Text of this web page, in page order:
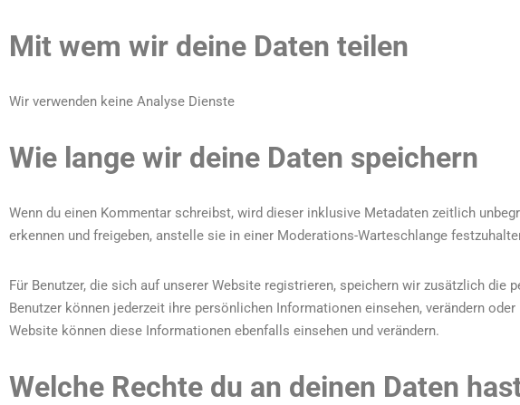
Mit wem wir deine Daten teilen
Wir verwenden keine Analyse Dienste
Wie lange wir deine Daten speichern
Wenn du einen Kommentar schreibst, wird dieser inklusive Metadaten zeitlich
erkennen und freigeben, anstelle sie in einer Moderations-Warteschlange
Für Benutzer, die sich auf unserer Website registrieren, speichern wir zusätzlich
Benutzer können jederzeit ihre persönlichen Informationen einsehen, verändern
Website können diese Informationen ebenfalls einsehen und verändern.
Welche Rechte du an deinen Daten